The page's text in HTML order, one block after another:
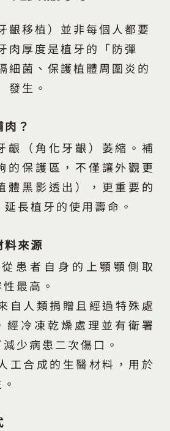
齦移植）並非每個人都要
肉厚度是植牙的「防彈
細菌、保護植體周圍炎的
發生。
？
齦（角化牙齦）萎縮。補
的保護區，不僅讓外觀更
體黑影透出），更重要的
長植牙的使用壽命。
料來源
從患者自身的上顎顎側取
最高。
自人類捐贈且經過特殊處
經冷凍乾燥處理並有衛署
少病患二次傷口。
工合成的生醫材料，用於